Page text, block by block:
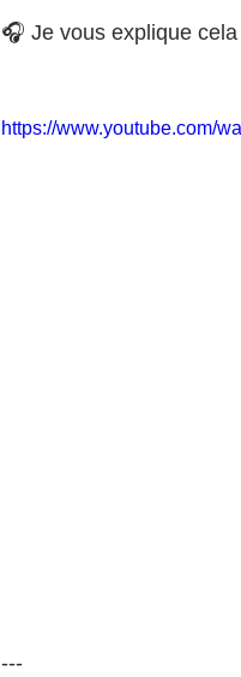
🎧 Je vous explique
https://www.youtube.com/
---